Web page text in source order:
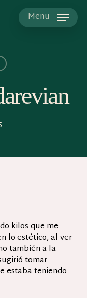
Menu
kilos que me
lo estético, al ver
también a la
tomar
estaba teniendo